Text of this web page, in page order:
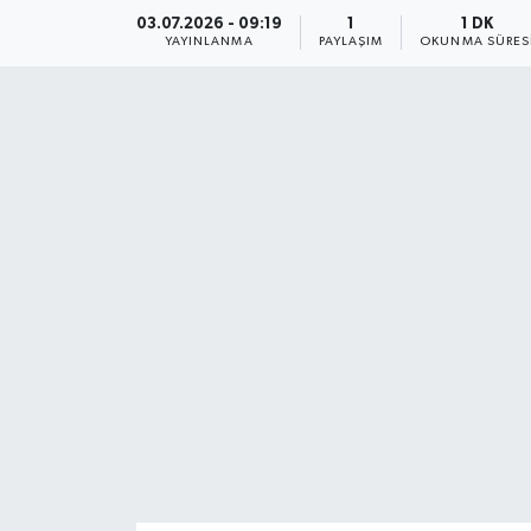
03.07.2026 - 09:19
YAYINLANMA
1
PAYLAŞIM
1 DK
OKUNMA